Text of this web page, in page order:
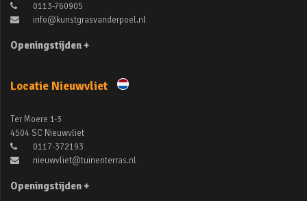
0113-760905
info@kunstgrasvanderpoel.nl
Openingstijden +
Locatie Nieuwvliet
Ter Moere 1-3
4504 SC Nieuwvliet
0117-372193
nieuwvliet@tuinenterras.nl
Openingstijden +